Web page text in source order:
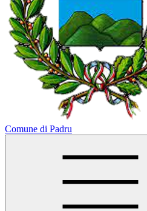
Comune di Padru